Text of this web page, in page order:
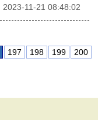
2023-11-21 08:48:02
197 198 199
200